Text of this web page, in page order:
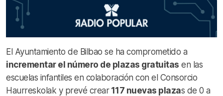
El Ayuntamiento de Bilbao se ha comprometido a
incrementar el número de plazas gratuitas en las
escuelas infantiles en colaboración con el Consorcio
Haurreskolak y prevé crear117 nuevas plazas de 0 a